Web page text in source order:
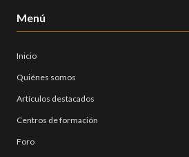
Menú
Inicio
Quiénes somos
Artículos destacados
Centros de formación
Foro